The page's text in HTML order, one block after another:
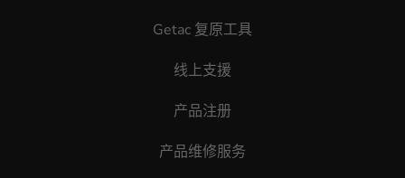
Getac 复原工具
线上支援
产品注册
产品维修服务